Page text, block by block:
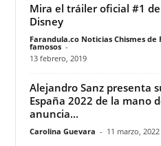
Mira el tráiler oficial #1 de
Disney
Farandula.co Noticias Chismes de
famosos -
13 febrero, 2019
Alejandro Sanz presenta
España 2022 de la mano
anuncia...
Carolina Guevara - 11 marzo, 2022